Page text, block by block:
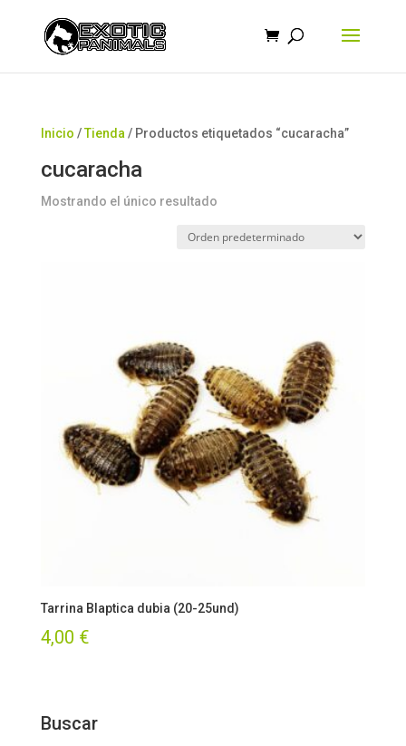
Inicio /Tienda / Productos etiquetados “cucaracha”
cucaracha
Mostrando el único resultado
Tarrina Blaptica dubia (20-25und)
4,00 €
Buscar